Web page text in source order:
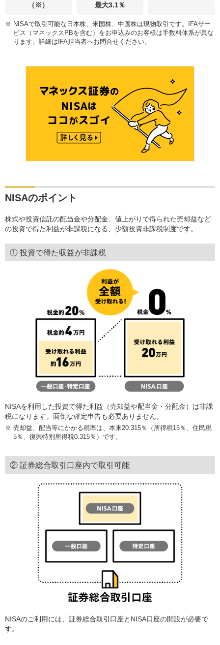
（※）
最大3.1％
※ NISAで取引可能な日本株、米国株、中国株は現物取引です。IFAサー
ビス（マネックスPBを含む）をお申込みのお客様は手数料体系が異な
ります。詳細はIFA担当者へお問合せください。
NISAのポイント
株式や投資信託の配当金や分配金、値上がりで得られた売却益など
の投資で得た利益が非課税になる、少額投資非課税制度です。
① 投資で得た収益が非課税
NISAを利用した投資で得た利益（売却益や配当金・分配金）は非課
税になります。面倒な確定申告も必要ありません。
※ 売却益、配当等にかかる税率は、本来20.315％（所得税15％、住民税
5％、復興特別所得税0.315％）です。
② 証券総合取引口座内で取引可能
NISAのご利用には、証券総合取引口座とNISA口座の開設が必要で
す。